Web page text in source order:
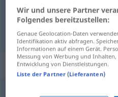
histoire(s)
Beispielsätze
Wir und unsere Partner
Folgendes bereitzustellen:
Genaue Geolocation-Daten
Identifikation aktiv abfragen.
Informationen auf einem Gerät.
Messung von Werbung und
Entwicklung von Dienstleistungen.
Liste der Partner (Lieferanten)